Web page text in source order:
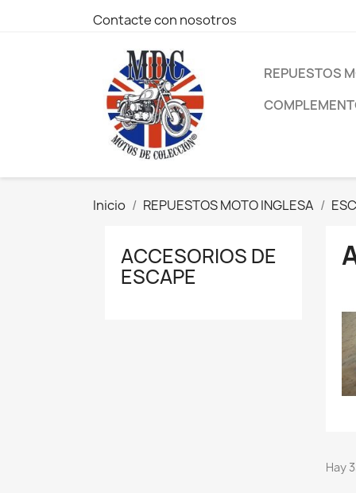
Contacte con nosotros
REPUESTOS
Inicio REPUESTOS MOTO INGLESA
ACCESORIOS DE
ESCAPE
Hay